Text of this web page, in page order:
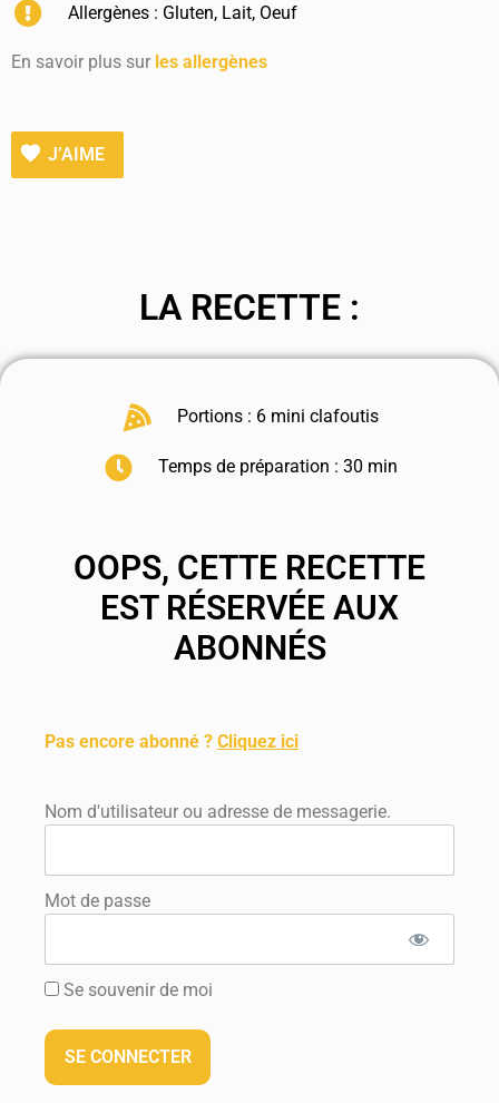
Allergènes : Gluten, Lait, Oeuf
En savoir plus sur les allergènes
J’AIME
LA RECETTE :
Portions : 6 mini clafoutis
Temps de préparation : 30 min
OOPS, CETTE RECETTE
EST RÉSERVÉE AUX
ABONNÉS
Pas encore abonné ? Cliquez ici
Nom d'utilisateur ou adresse de messagerie.
Mot de passe
Se souvenir de moi